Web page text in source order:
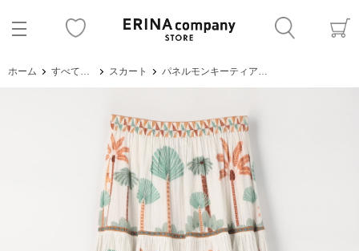
ホーム すべてのアイテム スカート パネルモンキーティアードスカート